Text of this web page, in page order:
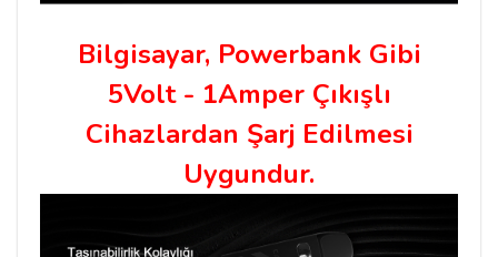
Bilgisayar, Powerbank Gibi
5Volt - 1Amper Çıkışlı
Cihazlardan Şarj Edilmesi
Uygundur.